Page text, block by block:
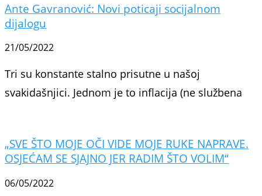
Ante Gavranović: Novi poticaji socijalnom
dijalogu
21/05/2022
Tri su konstante stalno prisutne u našoj
svakidašnjici. Jednom je to inflacija (ne službena
„SVE ŠTO MOJE OČI VIDE MOJE RUKE NAPRAVE.
OSJEĆAM SE SJAJNO JER RADIM ŠTO VOLIM“
06/05/2022